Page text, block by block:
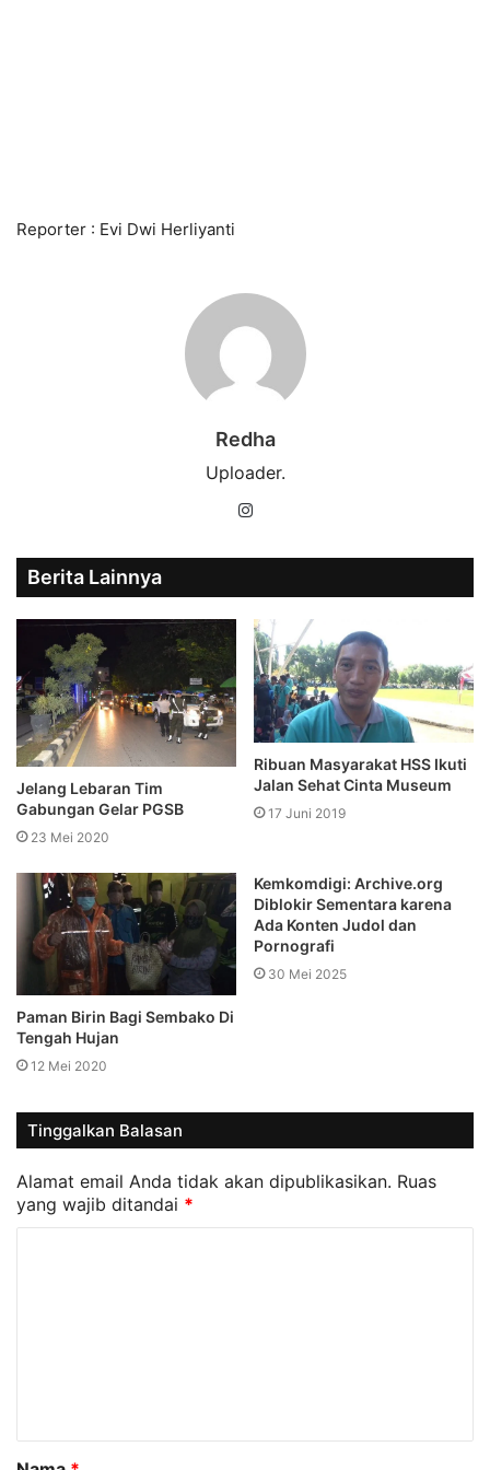
Reporter : Evi Dwi Herliyanti
Redha
Uploader.
Instagram
Berita Lainnya
Jelang Lebaran Tim
Gabungan Gelar PGSB
23 Mei 2020
Ribuan Masyarakat HSS Ikuti
Jalan Sehat Cinta Museum
17 Juni 2019
Paman Birin Bagi Sembako Di
Tengah Hujan
12 Mei 2020
Kemkomdigi: Archive.org
Diblokir Sementara karena
Ada Konten Judol dan
Pornografi
30 Mei 2025
Tinggalkan Balasan
Alamat email Anda tidak akan dipublikasikan. Ruas
yang wajib ditandai *
a